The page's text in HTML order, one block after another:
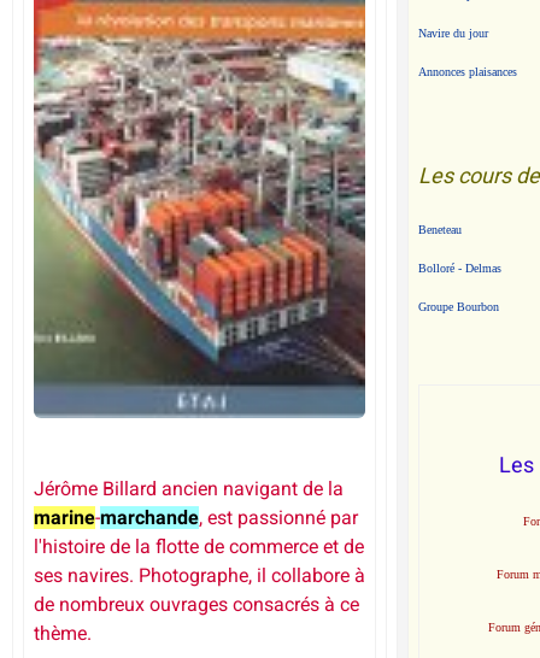
Jérôme Billard ancien navigant de la
marine-marchande, est passionné par
l'histoire de la flotte de commerce et de
ses navires. Photographe, il collabore à
de nombreux ouvrages consacrés à ce
thème.
Navire du jour
Annonces plaisances
Les cours
Beneteau
Bolloré - Delmas
Groupe Bourbon
Les
Forum
Forum